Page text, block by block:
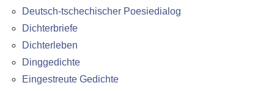
Deutsch-tschechischer Poesiedialog
Dichterbriefe
Dichterleben
Dinggedichte
Eingestreute Gedichte